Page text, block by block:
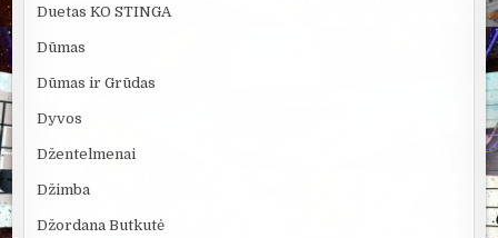
Duetas KO STINGA
Dūmas
Dūmas ir Grūdas
Dyvos
Džentelmenai
Džimba
Džordana Butkutė